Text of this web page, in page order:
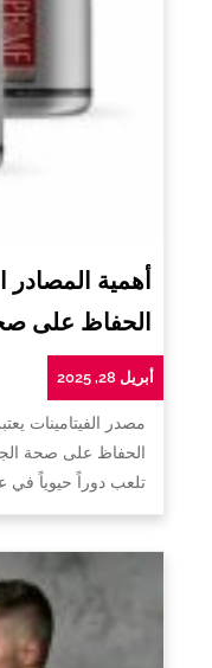
أهمية المصادر
الحفاظ على
أبريل 28, 2025
مصدر الفيتامينات
الحفاظ على صحة
تلعب دوراً حيوياً في